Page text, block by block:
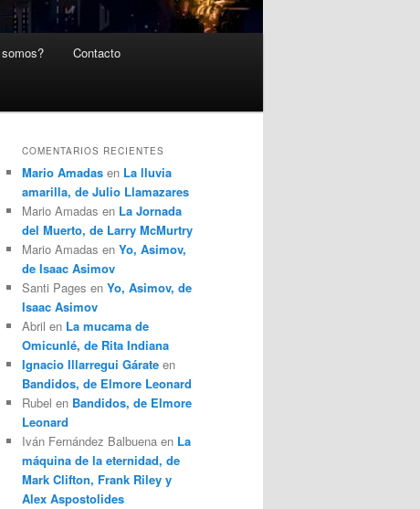
Contacto
COMENTARIOS RECIENTES
Mario Amadas en La lluvia
amarilla, de Julio Llamazares
Mario Amadas en La Jornada
del Muerto, de Larry McMurtry
Mario Amadas en Yo, Asimov,
de Isaac Asimov
Santi Pages en Yo, Asimov, de
Isaac Asimov
Abril en La mucama de
Omicunlé, de Rita Indiana
Ignacio Illarregui Gárate en
Bandidos, de Elmore Leonard
Rubel en Bandidos, de Elmore
Leonard
Iván Fernández Balbuena en La
máquina de la eternidad, de
Mark Clifton, Frank Riley y
Alex Aspostolides